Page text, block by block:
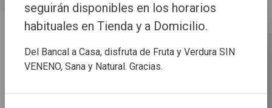
Configuración de cookies
Utilizamos cookies propias y de terceros para mejorar
nuestros servicios, para analizar el tráfico, para
análisis de la navegación.
seguirán disponibles en los horarios
habituales en Tienda y a Domicilio.
Del Bancal a Casa, disfruta de Fruta y Verdura SIN
VENENO, Sana y Natural. Gracias.